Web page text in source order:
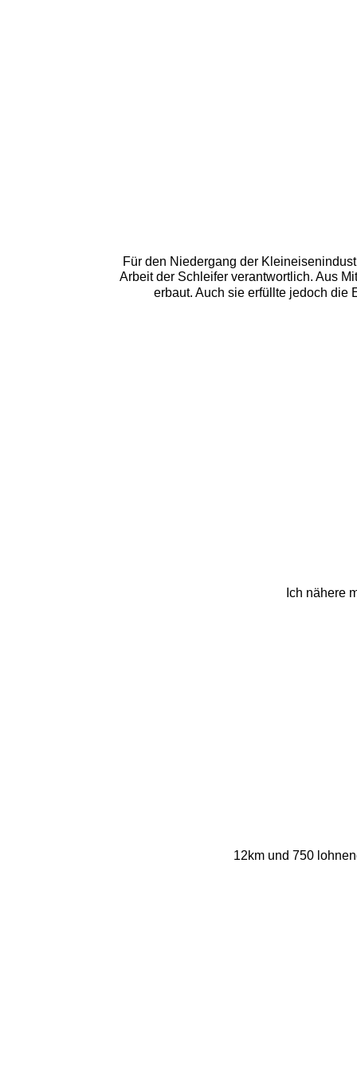
12km und 750
Ich nähere
Für den Niedergang der
Arbeit der Schleifer verantwortlich. Aus
erbaut. Auch sie erfüllte jedoch die